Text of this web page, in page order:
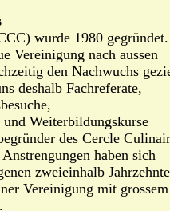
wurde 1980
Vereinigung nach aussen
den Nachwuchs
deshalb Fachreferate,
Weiterbildungskurse
des Cercle
haben sich
zweieinhalb
Vereinigung mit grossem